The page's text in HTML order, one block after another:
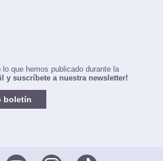
que hemos publicado durante la
y suscríbete a nuestra newsletter!
boletín